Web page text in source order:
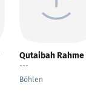
Qutaibah Rahme
---
Böhlen